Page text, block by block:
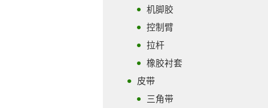
机脚胶
控制臂
拉杆
橡胶衬套
皮带
三角带